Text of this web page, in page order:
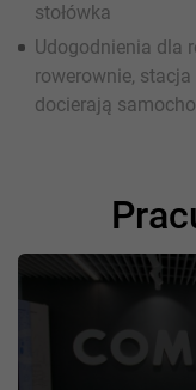
stołówka
Udogodnienia dla
rowerownie,
docierają